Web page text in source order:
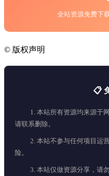
全站资源免费下
© 版权声明
📋
1. 本站所有资源均来源于
请联系删除。
2. 本站不参与任何项目运
险。
3. 本站仅做资源分享，请